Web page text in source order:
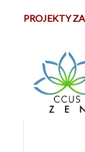
PROJEKTY